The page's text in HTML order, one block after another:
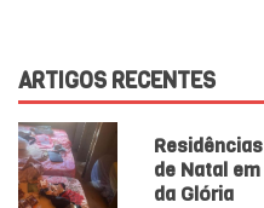
ARTIGOS RECENTES
de Natal
da Glória